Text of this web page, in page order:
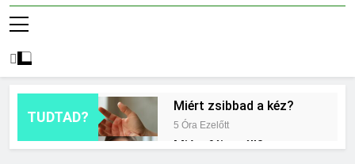
TUDTAD?
Miért zsibbad a kéz?
5 Óra Ezelőtt
Miért fáj a váll?